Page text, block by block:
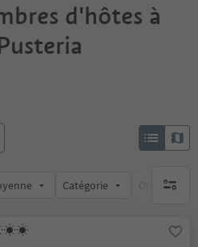
d'hôtes à
Catégorie Options de
aucun